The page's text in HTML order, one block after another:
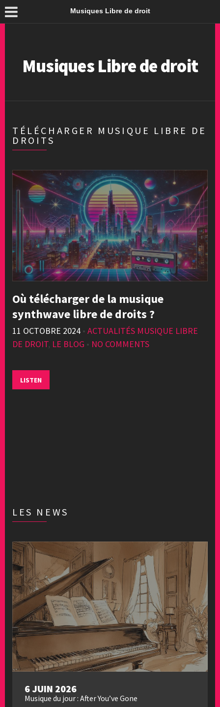
Musiques Libre de droit
Musiques Libre de droit
TÉLÉCHARGER MUSIQUE LIBRE DE
DROITS
Où télécharger de la musique
synthwave libre de droits ?
11 OCTOBRE 2024 • ACTUALITÉS MUSIQUE LIBRE
DE DROIT, LE BLOG • NO COMMENTS
LISTEN
LES NEWS
6 JUIN 2026
Musique du jour : After You’ve Gone